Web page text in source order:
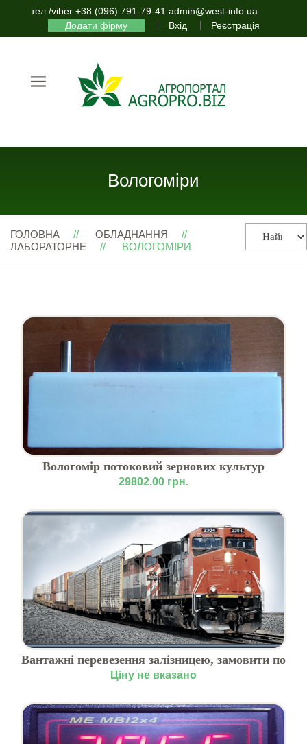
тел./viber +38 (096) 791-79-41 admin@west-info.ua
Додати фірму
Вхід Реєстрація
Вологоміри
ГОЛОВНА
ОБЛАДНАННЯ
ЛАБОРАТОРНЕ
ВОЛОГОМІРИ
Вологомір потоковий зернових культур
МЕ.ВЗ-01
29802.00 грн.
Вантажні перевезення залізницею, замовити по
Україні
Ціну не вказано